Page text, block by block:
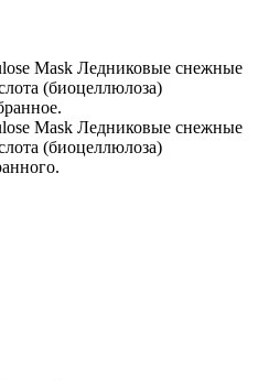
Mask Ледниковые снежные
(биоцеллюлоза)
Mask Ледниковые снежные
(биоцеллюлоза)